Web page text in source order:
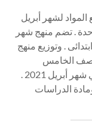
لشهر أبريل
. تضم منهج شهر
ابتدائى . وتوزيع منهج
للصف الخامس
الابتدائي. وكذلك مقررات مادة الرياضيات في شهر أبريل 2021 .
العلوم . ومادة الدراسات